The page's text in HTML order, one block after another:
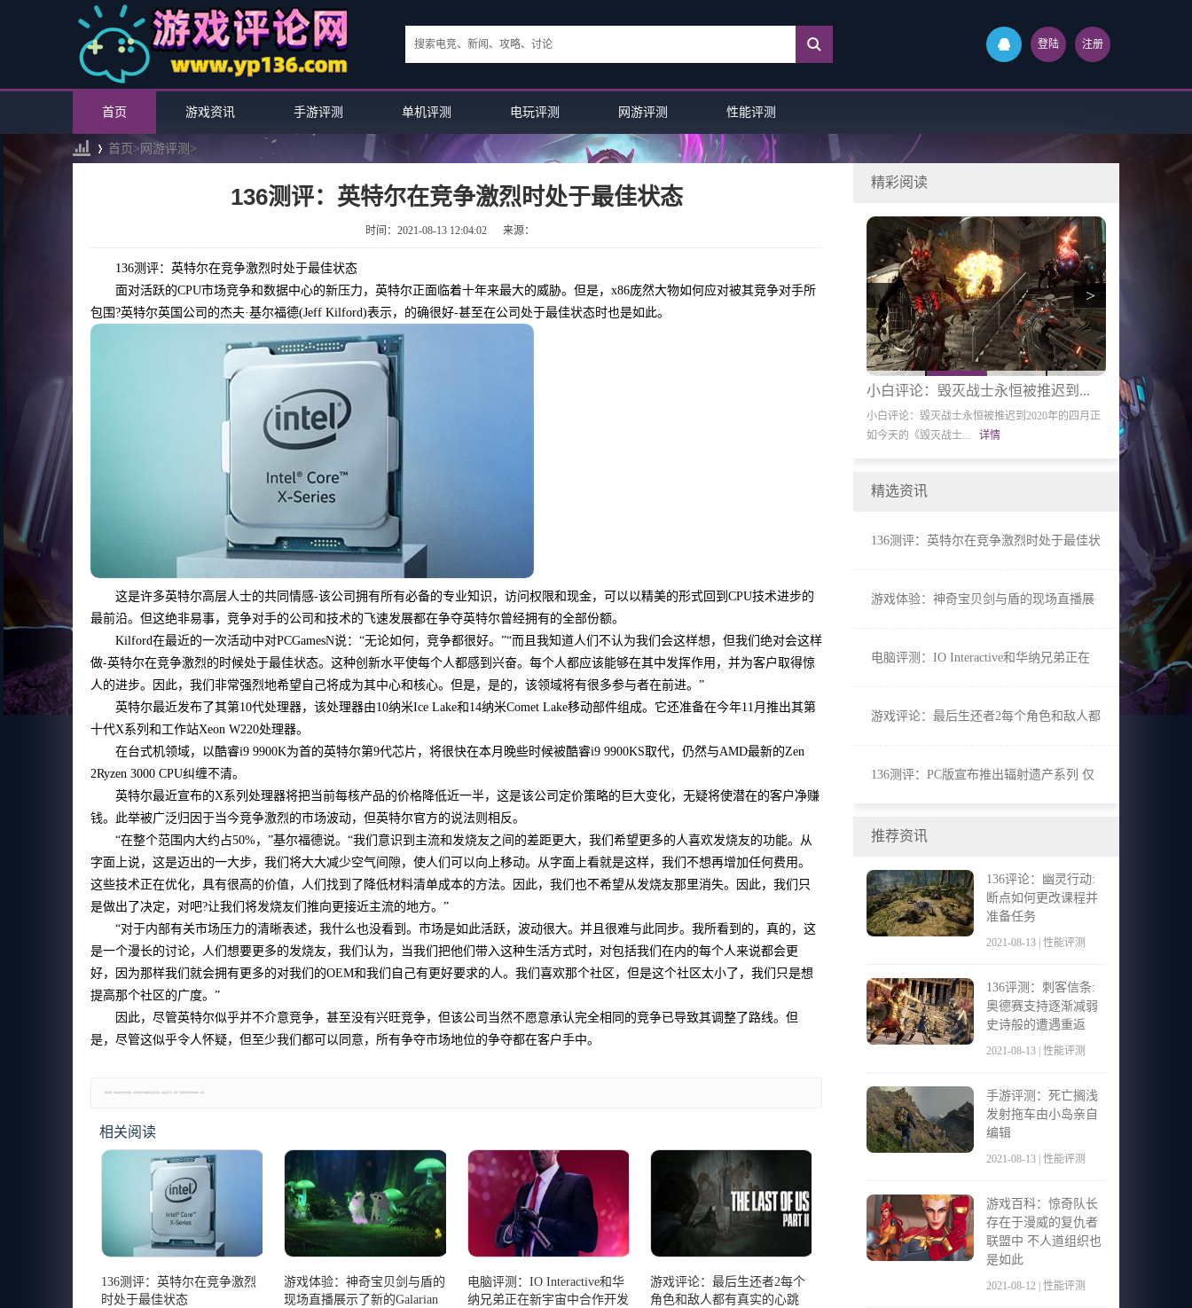
登陆 注册
首页 游戏资讯 手游评测 单机评测 电玩评测 网游评测 性能评测
首页> 网游评测 >
136测评：英特尔在竞争激烈时处于最佳状态
时间：2021-08-13 12:04:02 来源：
136测评：英特尔在竞争激烈时处于最佳状态
面对活跃的CPU市场竞争和数据中心的新压力，英特尔正面临着十年来最大的威胁。但是，x86庞然大物如何应对被其竞争对手所
包围?英特尔英国公司的杰夫·基尔福德(Jeff Kilford)表示，的确很好-甚至在公司处于最佳状态时也是如此。
这是许多英特尔高层人士的共同情感-该公司拥有所有必备的专业知识，访问权限和现金，可以以精美的形式回到CPU技术进步的
最前沿。但这绝非易事，竞争对手的公司和技术的飞速发展都在争夺英特尔曾经拥有的全部份额。
Kilford在最近的一次活动中对PCGamesN说：“无论如何，竞争都很好。”“而且我知道人们不认为我们会这样想，但我们绝对会这样
做-英特尔在竞争激烈的时候处于最佳状态。这种创新水平使每个人都感到兴奋。每个人都应该能够在其中发挥作用，并为客户取得惊
人的进步。因此，我们非常强烈地希望自己将成为其中心和核心。但是，是的，该领域将有很多参与者在前进。”
英特尔最近发布了其第10代处理器，该处理器由10纳米Ice Lake和14纳米Comet Lake移动部件组成。它还准备在今年11月推出其第
十代X系列和工作站Xeon W220处理器。
在台式机领域，以酷睿i9 9900K为首的英特尔第9代芯片，将很快在本月晚些时候被酷睿i9 9900KS取代，仍然与AMD最新的Zen
2Ryzen 3000 CPU纠缠不清。
英特尔最近宣布的X系列处理器将把当前每核产品的价格降低近一半，这是该公司定价策略的巨大变化，无疑将使潜在的客户净赚
钱。此举被广泛归因于当今竞争激烈的市场波动，但英特尔官方的说法则相反。
“在整个范围内大约占50%，”基尔福德说。“我们意识到主流和发烧友之间的差距更大，我们希望更多的人喜欢发烧友的功能。从
字面上说，这是迈出的一大步，我们将大大减少空气间隙，使人们可以向上移动。从字面上看就是这样，我们不想再增加任何费用。
这些技术正在优化，具有很高的价值，人们找到了降低材料清单成本的方法。因此，我们也不希望从发烧友那里消失。因此，我们只
是做出了决定，对吧?让我们将发烧友们推向更接近主流的地方。”
“对于内部有关市场压力的清晰表述，我什么也没看到。市场是如此活跃，波动很大。并且很难与此同步。我所看到的，真的，这
是一个漫长的讨论，人们想要更多的发烧友，我们认为，当我们把他们带入这种生活方式时，对包括我们在内的每个人来说都会更
好，因为那样我们就会拥有更多的对我们的OEM和我们自己有更好要求的人。我们喜欢那个社区，但是这个社区太小了，我们只是想
提高那个社区的广度。”
因此，尽管英特尔似乎并不介意竞争，甚至没有兴旺竞争，但该公司当然不愿意承认完全相同的竞争已导致其调整了路线。但
是，尽管这似乎令人怀疑，但至少我们都可以同意，所有争夺市场地位的争夺都在客户手中。
相关阅读
136测评：英特尔在竞争激烈
时处于最佳状态
游戏体验：神奇宝贝剑与盾的
现场直播展示了新的Galarian
电脑评测：IO Interactive和华
纳兄弟正在新宇宙中合作开发
游戏评论：最后生还者2每个
角色和敌人都有真实的心跳
精彩阅读
小白评论：毁灭战士永恒被推迟到...
小白评论：毁灭战士永恒被推迟到2020年的四月正
如今天的《毁灭战士...
详情
136评论：
136评论：狙击
狙击手幽灵战士
>
精选资讯
136测评：英特尔在竞争激烈时处于最佳状
游戏体验：神奇宝贝剑与盾的现场直播展
电脑评测：IO Interactive和华纳兄弟正在
游戏评论：最后生还者2每个角色和敌人都
136测评：PC版宣布推出辐射遗产系列 仅
推荐资讯
136评论：幽灵行动:
断点如何更改课程并
准备任务
2021-08-13 | 性能评测
136评测：刺客信条:
奥德赛支持逐渐减弱
史诗般的遭遇重返
2021-08-13 | 性能评测
手游评测：死亡搁浅
发射拖车由小岛亲自
编辑
2021-08-13 | 性能评测
游戏百科：惊奇队长
存在于漫威的复仇者
联盟中 不人道组织也
是如此
2021-08-12 | 性能评测